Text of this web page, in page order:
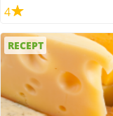
4
RECEPT